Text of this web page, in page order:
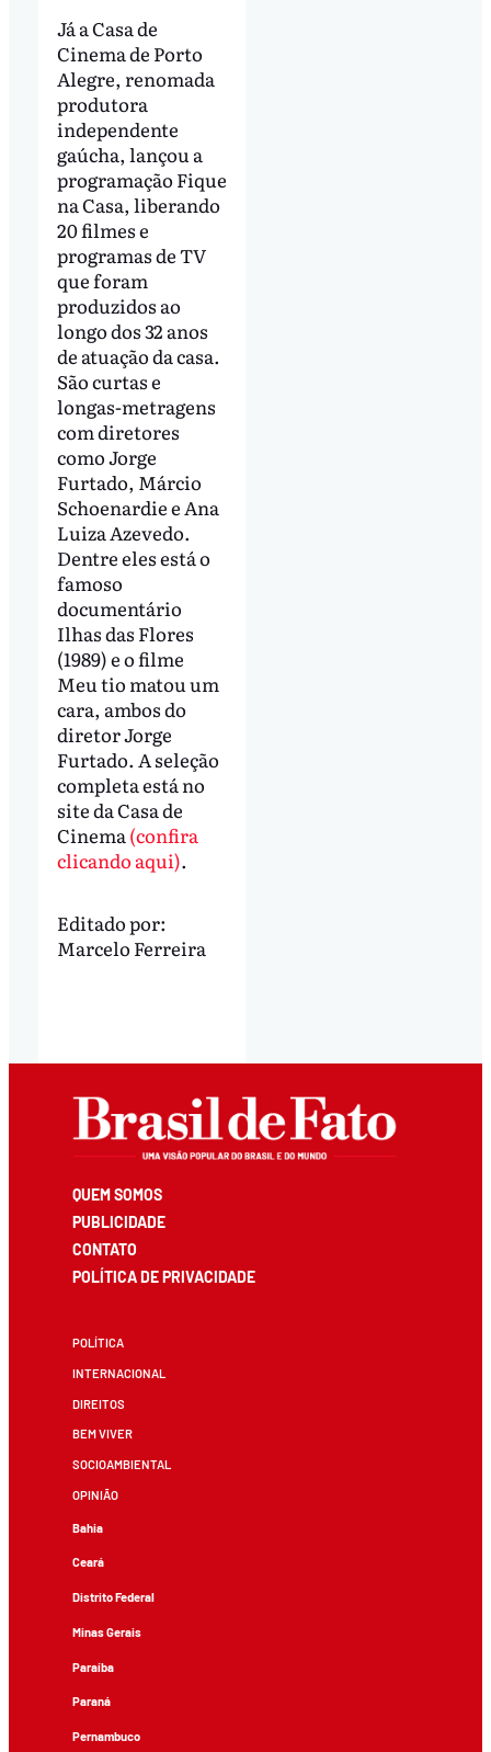
Já a Casa de
Cinema de Porto
Alegre, renomada
produtora
independente
gaúcha, lançou a
programação Fique
na Casa, liberando
20 filmes e
programas de TV
que foram
produzidos ao
longo dos 32 anos
de atuação da casa.
São curtas e
longas-metragens
com diretores
como Jorge
Furtado, Márcio
Schoenardie e Ana
Luiza Azevedo.
Dentre eles está o
famoso
documentário
Ilhas das Flores
(1989) e o filme
Meu tio matou um
cara, ambos do
diretor Jorge
Furtado. A seleção
completa está no
site da Casa de
Cinema(confira
clicando aqui).
Editado por:
Marcelo Ferreira
QUEM SOMOS
PUBLICIDADE
CONTATO
POLÍTICA DE PRIVACIDADE
POLÍTICA
INTERNACIONAL
DIREITOS
BEM VIVER
SOCIOAMBIENTAL
OPINIÃO
Bahia
Ceará
Distrito Federal
Minas Gerais
Paraíba
Paraná
Pernambuco